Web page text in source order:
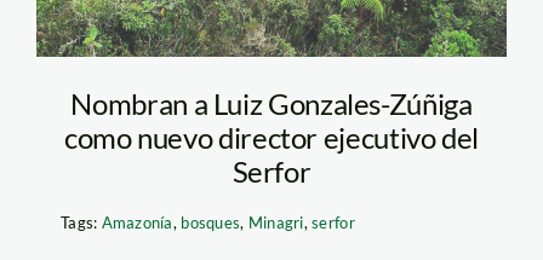
Nombran a Luiz Gonzales-Zúñiga
como nuevo director ejecutivo del
Serfor
Tags: Amazonía, bosques, Minagri,serfor